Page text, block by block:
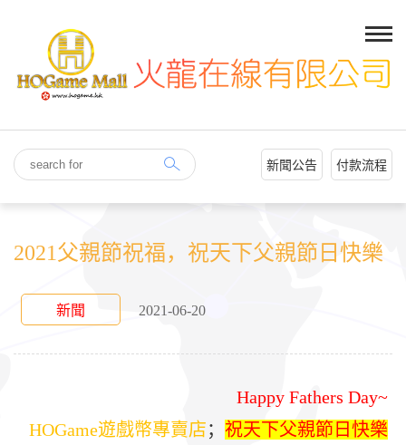
新聞公告 付款流程
2021父親節祝福，祝天下父親節日快樂
新聞 2021-06-20
Happy Fathers Day~
HOGame遊戲幣專賣店； 祝天下父親節日快樂